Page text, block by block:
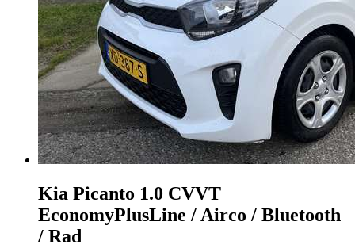
Kia Picanto 1.0 CVVT
EconomyPlusLine / Airco / Bluetooth
/ Rad